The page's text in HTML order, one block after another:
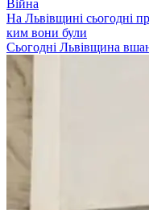
Війна
На Львівщині сьогодні
ким вони були
Сьогодні Львівщина